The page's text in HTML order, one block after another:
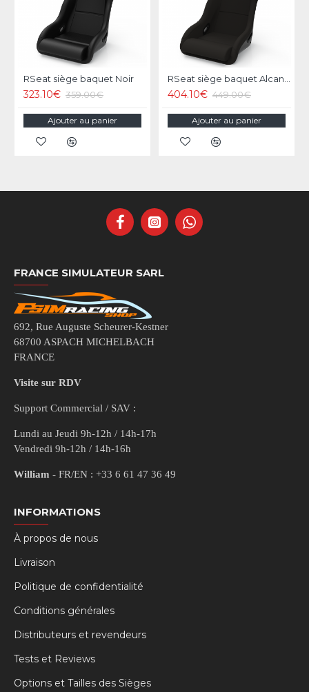
RSeat siège baquet Noir
323.10€ 359.00€
Ajouter au panier
RSeat siège baquet Alcantara
404.10€ 449.00€
Ajouter au panier
FRANCE SIMULATEUR SARL
692, Rue Auguste Scheurer-Kestner
68700 ASPACH MICHELBACH
FRANCE
Visite sur RDV
Support Commercial / SAV :
Lundi au Jeudi 9h-12h / 14h-17h
Vendredi 9h-12h / 14h-16h
William - FR/EN : +33 6 61 47 36 49
INFORMATIONS
À propos de nous
Livraison
Politique de confidentialité
Conditions générales
Distributeurs et revendeurs
Tests et Reviews
Options et Tailles des Sièges